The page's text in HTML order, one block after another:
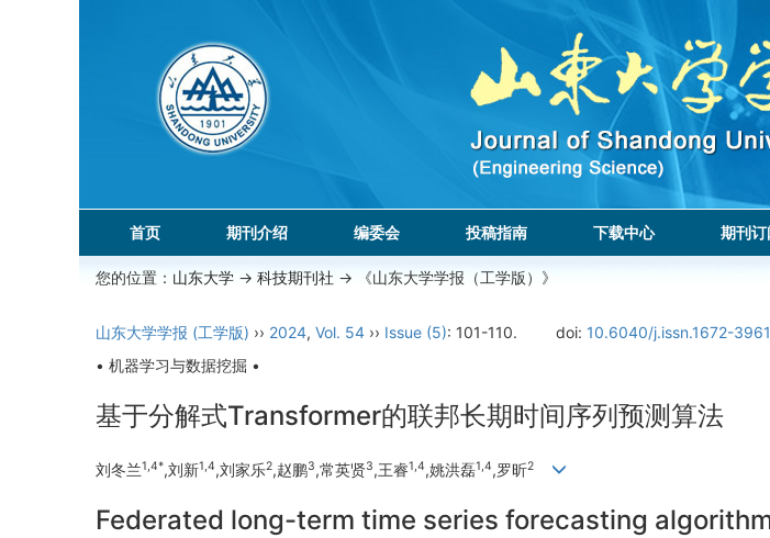
首页 期刊介绍 编委会 投稿指南 下载中心 期刊订
您的位置： 山东大学 -> 科技期刊社 -> 《山东大学学报（工学版）》
山东大学学报 (工学版) ›› 2024, Vol. 54 ›› Issue (5): 101-110. doi: 10.6040/j.issn.1672-
• 机器学习与数据挖掘 •
基于分解式Transformer的联邦长期时间序列预测算法
刘冬兰1,4*,刘新1,4,刘家乐2,赵鹏3,常英贤3,王睿1,4,姚洪磊1,4,罗昕2
Federated long-term time series forecasting